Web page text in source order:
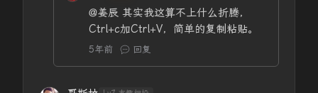
@姜辰 其实我这算不上什么折腾，
Ctrl+c加Ctrl+V，简单的复制粘贴。
5年前 回复